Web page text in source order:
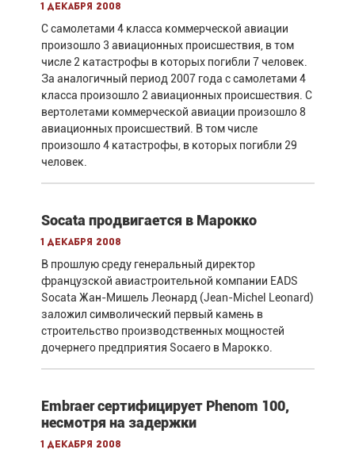
1 декабря 2008
С самолетами 4 класса коммерческой авиации
произошло 3 авиационных происшествия, в том
числе 2 катастрофы в которых погибли 7 человек.
За аналогичный период 2007 года с самолетами 4
класса произошло 2 авиационных происшествия. С
вертолетами коммерческой авиации произошло 8
авиационных происшествий. В том числе
произошло 4 катастрофы, в которых погибли 29
человек.
Socata продвигается в Марокко
1 декабря 2008
В прошлую среду генеральный директор
французской авиастроительной компании EADS
Socata Жан-Мишель Леонард (Jean-Michel Leonard)
заложил символический первый камень в
строительство производственных мощностей
дочернего предприятия Socaero в Марокко.
Embraer сертифицирует Phenom 100,
несмотря на задержки
1 декабря 2008